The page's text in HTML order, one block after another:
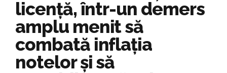
licență, într-un demers
amplu menit să
combată inflația
notelor și să